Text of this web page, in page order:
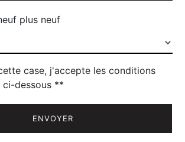
plus neuf
case, j'accepte les conditions
ci-dessous **
ENVOYER